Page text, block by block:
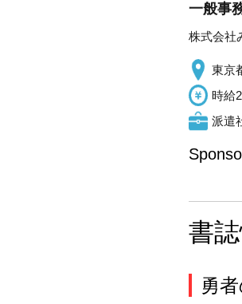
一般事
株式会社
東京
時給
派遣
書
勇